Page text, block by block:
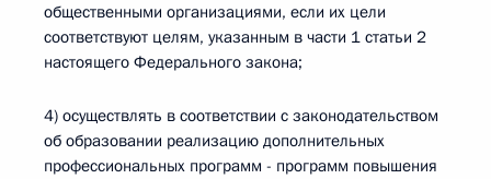
общественными организациями, если их цели
соответствуют целям, указанным в части 1 статьи 2
настоящего Федерального закона;
4) осуществлять в соответствии с законодательством
об образовании реализацию дополнительных
профессиональных программ - программ повышения